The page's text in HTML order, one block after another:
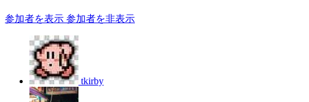
参加者を表示 参加者を非表示
tkirby